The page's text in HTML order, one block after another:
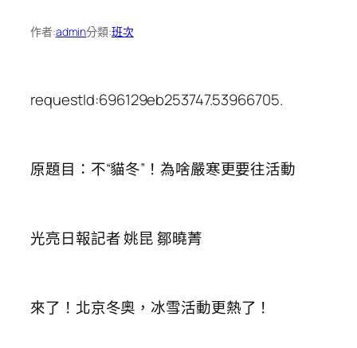
作者:admin分類:班次
requestId:696129eb253747.53966705.
原題目：不“貓冬”！為啥嚴寒更要往活動
光亮日報記者 姚昆 鄒曉菁
來了！北京冬奧，冰雪活動更熱了！